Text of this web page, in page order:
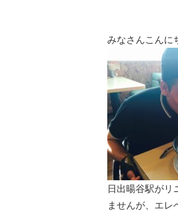
みなさんこん
日出暘谷駅がリ
ませんが、エ